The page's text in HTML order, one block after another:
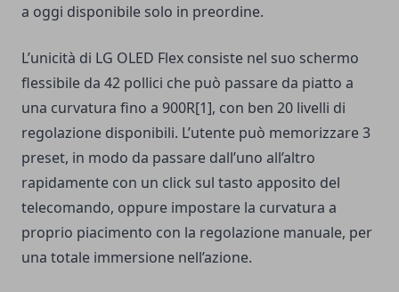
a oggi disponibile solo in preordine.
L’unicità di LG OLED Flex consiste nel suo schermo
flessibile da 42 pollici che può passare da piatto a
una curvatura fino a 900R[1], con ben 20 livelli di
regolazione disponibili. L’utente può memorizzare 3
preset, in modo da passare dall’uno all’altro
rapidamente con un click sul tasto apposito del
telecomando, oppure impostare la curvatura a
proprio piacimento con la regolazione manuale, per
una totale immersione nell’azione.